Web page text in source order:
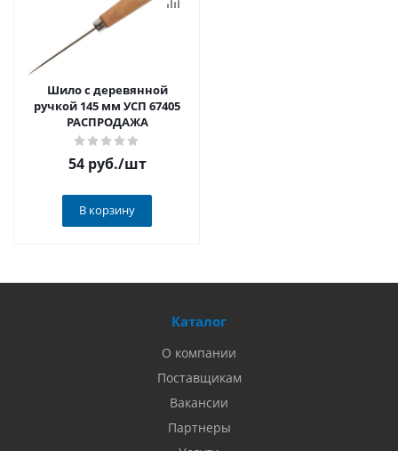
Шило с деревянной
ручкой 145 мм УСП 67405
РАСПРОДАЖА
54 руб./шт
В корзину
Каталог
О компании
Поставщикам
Вакансии
Партнеры